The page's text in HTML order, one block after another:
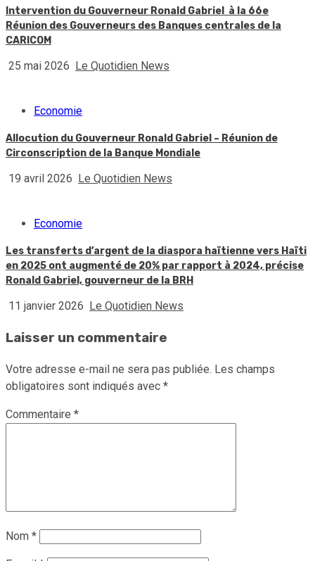
Intervention du Gouverneur Ronald Gabriel à la 66e
Réunion des Gouverneurs des Banques centrales de la
CARICOM
25 mai 2026 Le Quotidien News
Economie
Allocution du Gouverneur Ronald Gabriel – Réunion de
Circonscription de la Banque Mondiale
19 avril 2026 Le Quotidien News
Economie
Les transferts d’argent de la diaspora haïtienne vers Haïti
en 2025 ont augmenté de 20% par rapport à 2024, précise
Ronald Gabriel, gouverneur de la BRH
11 janvier 2026 Le Quotidien News
Laisser un commentaire
Votre adresse e-mail ne sera pas publiée. Les champs
obligatoires sont indiqués avec *
Commentaire *
Nom *